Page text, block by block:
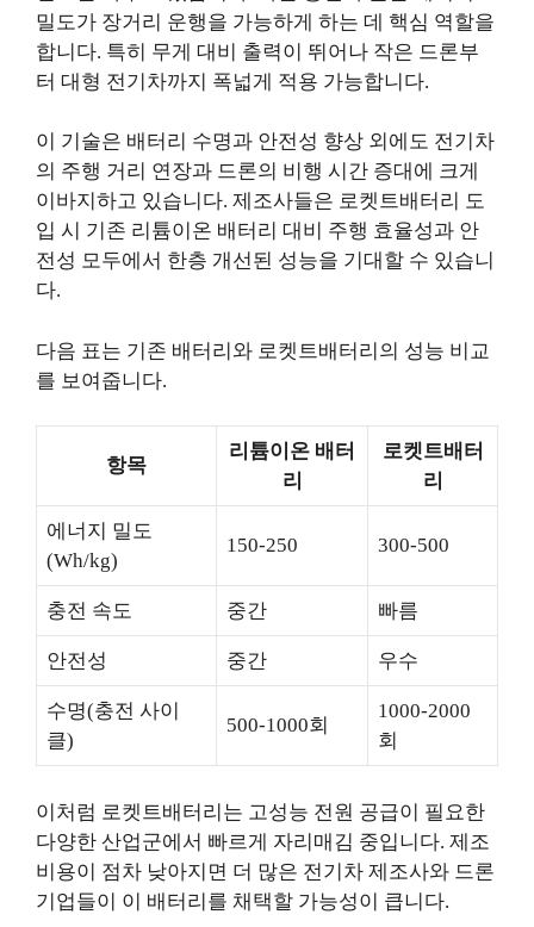
밀도가 장거리 운행을 가능하게 하는 데 핵심 역할을
합니다. 특히 무게 대비 출력이 뛰어나 작은 드론부
터 대형 전기차까지 폭넓게 적용 가능합니다.
이 기술은 배터리 수명과 안전성 향상 외에도 전기차
의 주행 거리 연장과 드론의 비행 시간 증대에 크게
이바지하고 있습니다. 제조사들은 로켓트배터리 도
입 시 기존 리튬이온 배터리 대비 주행 효율성과 안
전성 모두에서 한층 개선된 성능을 기대할 수 있습니
다.
다음 표는 기존 배터리와 로켓트배터리의 성능 비교
를 보여줍니다.
항목
리튬이온 배터
리
로켓트배터
리
에너지 밀도
(Wh/kg)
150-250 300-500
충전 속도 중간 빠름
안전성 중간 우수
수명(충전 사이
클)
500-1000회
1000-2000
회
이처럼 로켓트배터리는 고성능 전원 공급이 필요한
다양한 산업군에서 빠르게 자리매김 중입니다. 제조
비용이 점차 낮아지면 더 많은 전기차 제조사와 드론
기업들이 이 배터리를 채택할 가능성이 큽니다.